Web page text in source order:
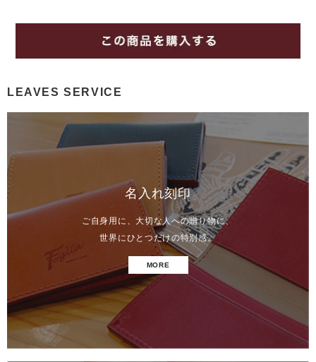
LEAVES SERVICE
名入れ刻印
ご自身用に、大切な人への贈り物に、
世界にひとつだけの特別感。
MORE